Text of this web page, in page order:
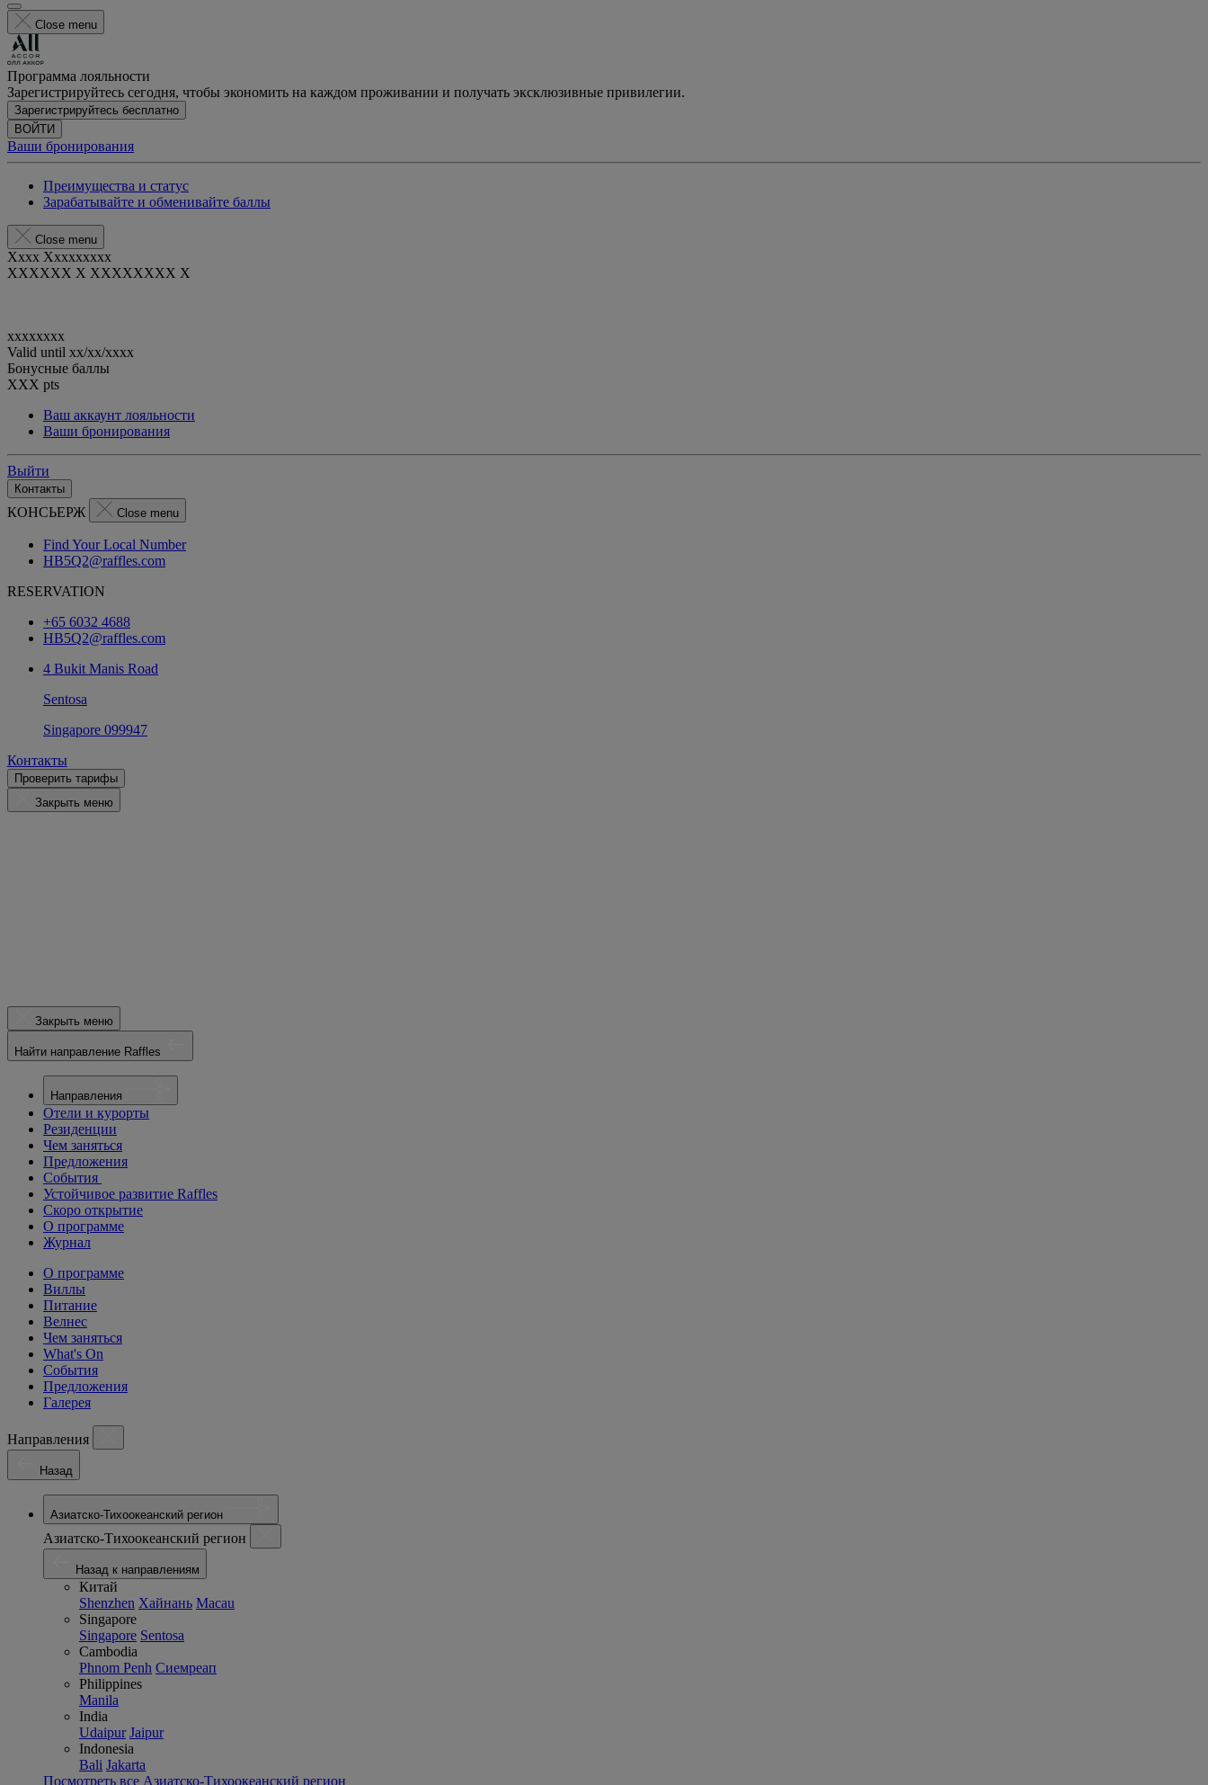
Close menu
Программа лояльности
Зарегистрируйтесь сегодня, чтобы экономить на каждом проживании и получать эксклюзивные привилегии.
Зарегистрируйтесь бесплатно
ВОЙТИ
Ваши бронирования
Преимущества и статус
Зарабатывайте и обменивайте баллы
Close menu
Xxxx Xxxxxxxxx
XXXXXX X XXXXXXXX X
xxxxxxxx
Valid until xx/xx/xxxx
Бонусные баллы
XXX pts
Ваш аккаунт лояльности
Ваши бронирования
Выйти
Контакты
КОНСЬЕРЖ Close menu
Find Your Local Number
HB5Q2@raffles.com
RESERVATION
+65 6032 4688
HB5Q2@raffles.com
4 Bukit Manis Road
Sentosa
Singapore 099947
Контакты
Проверить тарифы
Закрыть меню
Закрыть меню
Найти направление Raffles
Направления
Отели и курорты
Резиденции
Чем заняться
Предложения
События
Устойчивое развитие Raffles
Скоро открытие
О программе
Журнал
О программе
Виллы
Питание
Велнес
Чем заняться
What's On
События
Предложения
Галерея
Направления
Назад
Азиатско-Тихоокеанский регион
Азиатско-Тихоокеанский регион
Назад к направлениям
Китай
Shenzhen Хайнань Macau
Singapore
Singapore Sentosa
Cambodia
Phnom Penh Сиемреап
Philippines
Manila
India
Udaipur Jaipur
Indonesia
Bali Jakarta
Посмотреть все Азиатско-Тихоокеанский регион